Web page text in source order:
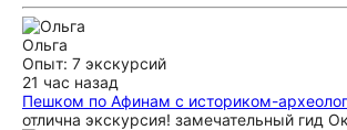
Ольга
Опыт: 7 экскурсий
21 час назад
Пешком по Афинам с историком-
отлична экскурсия! замечательный гид